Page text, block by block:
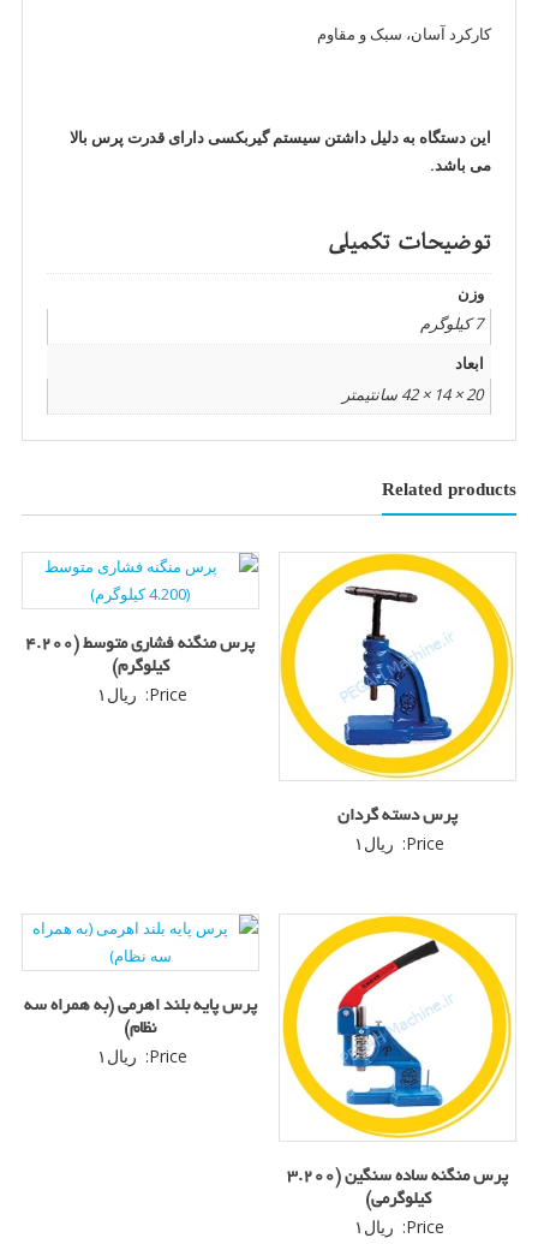
کارکرد آسان، سبک و مقاوم
این دستگاه به دلیل داشتن سیستم گیربکسی دارای قدرت پرس بالا
می باشد.
توضیحات تکمیلی
وزن
7 کیلوگرم
ابعاد
20 × 14 × 42 سانتیمتر
Related products
پرس دسته گردان
Price: ریال ۱
پرس منگنه فشاری متوسط (4.200
کیلوگرم)
Price: ریال ۱
پرس منگنه ساده سنگین (3.200
کیلوگرمی)
Price: ریال ۱
پرس پایه بلند اهرمی (به همراه سه
نظام)
Price: ریال ۱